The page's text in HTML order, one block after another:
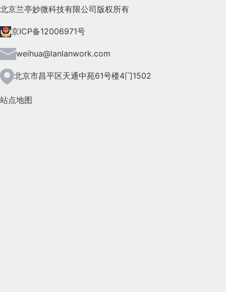
2021年8月(147)
2021年7月(149)
2021年6月(157)
2021年5月(124)
北京兰亭妙微科技有限公司版权所有
京ICP备12006971号
weihua@lanlanwork.com
北京市昌平区天通中苑61号楼4门1502
站点地图